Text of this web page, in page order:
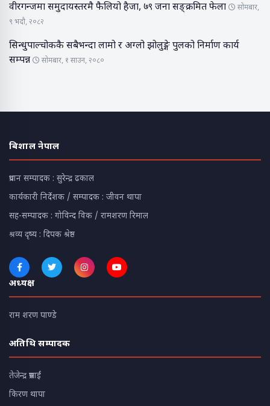
वीरगन्जमा समुदायस्तरमै फैलियो हैजा, ७९ जना सङ्क्रमित फेला
सोमबार,
९ भदौ, २०८२
सिन्धुपाल्चोककै सबैभन्दा लामो र अग्लो झोलुङ्गे पुलको निर्माण कार्य
सम्पन्न
सोमबार, १ साउन, २०८०
बिशाल नेपाल
प्रधान सम्पादक : सुरेन्द्र ढकाल
कार्यकारी निर्देशक / सम्पादक : जीवन थापा
सह-सम्पादक : गोविन्द विक / रामशरण रिमाल
श्रव्य दृष्य : दिपक श्रेष्ठ
अध्यक्ष
राम शरण पाण्डे
अतिथि सम्पादक
तेजेन्द्र प्रसाईं
किरण थापा